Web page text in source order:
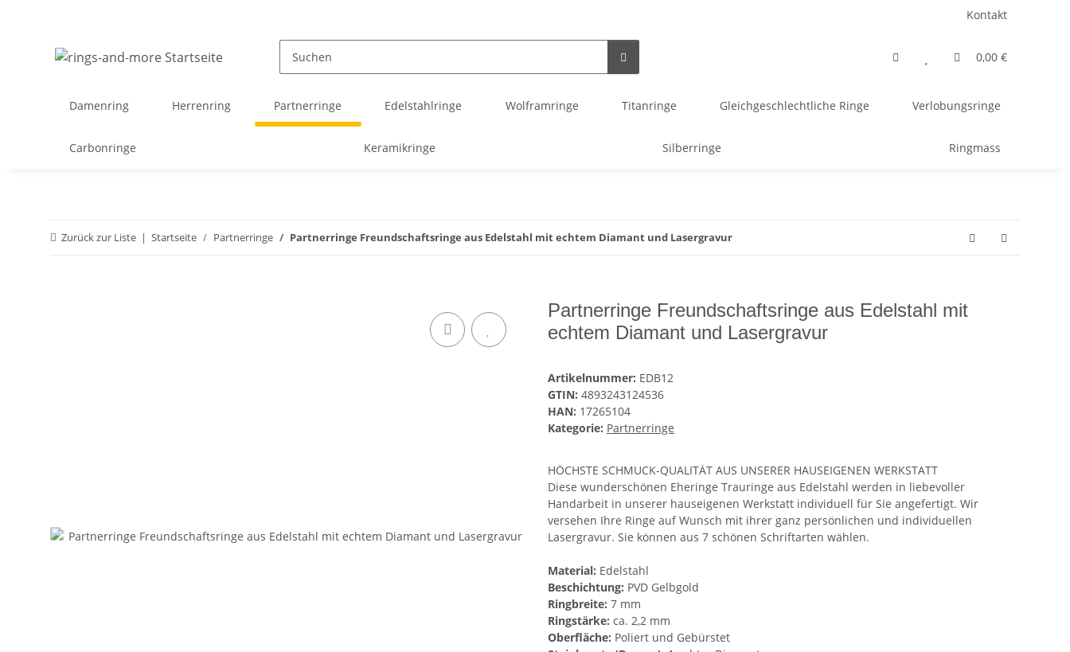
Kontakt
0,00 €
Damenring Herrenring Partnerringe Edelstahlringe Wolframringe Titanringe Gleichgeschlechtliche Ringe Verlobungsringe
Carbonringe Keramikringe Silberringe Ringmass
Zurück zur Liste Startseite Partnerringe Partnerringe Freundschaftsringe aus Edelstahl mit echtem Diamant und Lasergravur
Partnerringe Freundschaftsringe aus Edelstahl mit
echtem Diamant und Lasergravur
Artikelnummer: EDB12
GTIN: 4893243124536
HAN: 17265104
Kategorie: Partnerringe
HÖCHSTE SCHMUCK-QUALITÄT AUS UNSERER HAUSEIGENEN WERKSTATT
Diese wunderschönen Eheringe Trauringe aus Edelstahl werden in liebevoller
Handarbeit in unserer hauseigenen Werkstatt individuell für Sie angefertigt. Wir
versehen Ihre Ringe auf Wunsch mit ihrer ganz persönlichen und individuellen
Lasergravur. Sie können aus 7 schönen Schriftarten wählen.
Material: Edelstahl
Beschichtung: PVD Gelbgold
Ringbreite: 7 mm
Ringstärke: ca. 2,2 mm
Oberfläche: Poliert und Gebürstet